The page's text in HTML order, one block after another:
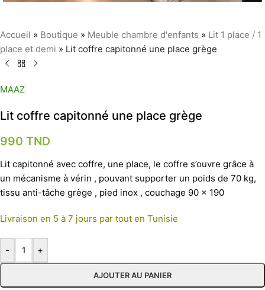
Accueil » Boutique » Meuble chambre d'enfants » Lit 1 place / 1
place et demi » Lit coffre capitonné une place grège
MAAZ
Lit coffre capitonné une place grège
990 TND
Lit capitonné avec coffre, une place, le coffre s’ouvre grâce à
un mécanisme à vérin , pouvant supporter un poids de 70 kg,
tissu anti-tâche grège , pied inox , couchage 90 x 190
Livraison en 5 à 7 jours par tout en Tunisie
- +
AJOUTER AU PANIER